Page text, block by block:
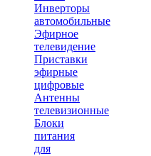
Инверторы
автомобильные
Эфирное
телевидение
Приставки
эфирные
цифровые
Антенны
телевизионные
Блоки
питания
для